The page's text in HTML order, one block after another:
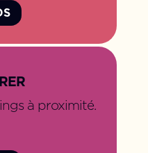
à proximité.